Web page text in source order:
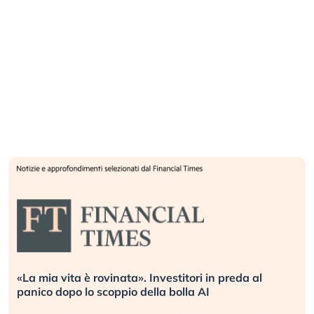
Investitori in preda al
della bolla AI
Quando la